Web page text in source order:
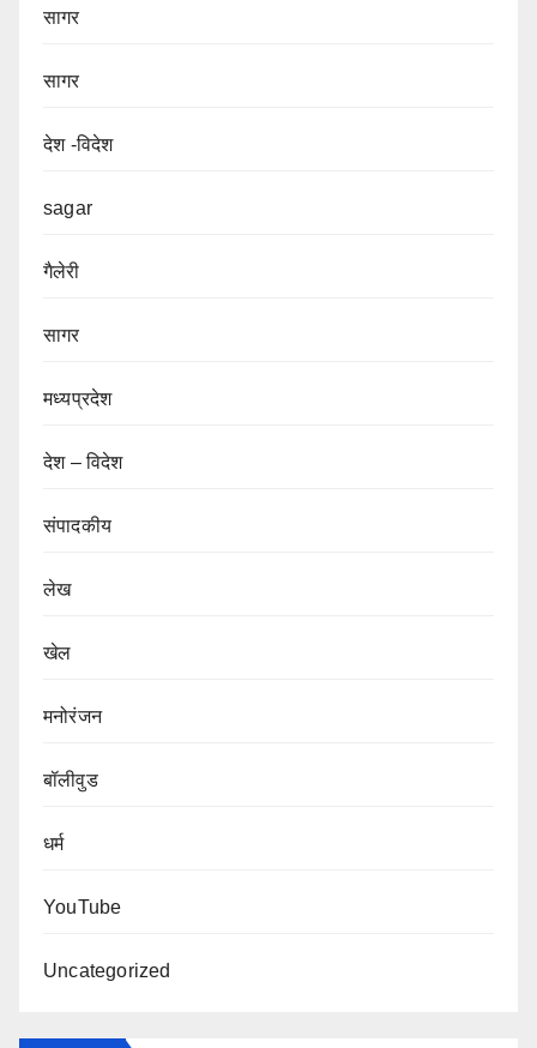
सागर
सागर
देश -विदेश
sagar
गैलेरी
सागर
मध्यप्रदेश
देश – विदेश
संपादकीय
लेख
खेल
मनोरंजन
बॉलीवुड
धर्म
YouTube
Uncategorized